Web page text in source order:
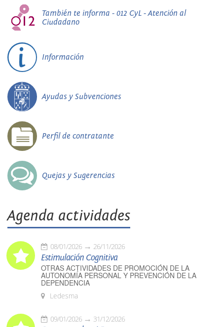
También te informa - 012 CyL - Atención al
Ciudadano
Información
Ayudas y Subvenciones
Perfil de contratante
Quejas y Sugerencias
Agenda actividades
08/01/2026 26/11/2026
Estimulación Cognitiva
OTRAS ACTIVIDADES DE PROMOCIÓN DE LA
AUTONOMÍA PERSONAL Y PREVENCIÓN DE LA
DEPENDENCIA
Ledesma
09/01/2026 31/12/2026